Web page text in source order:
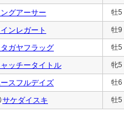
グアーサー 牡5
ンレガート 牡9
ガヤフラッグ 牡5
ッチータイトル 牝5
スフルデイズ 牡6
サケダイスキ 牡5